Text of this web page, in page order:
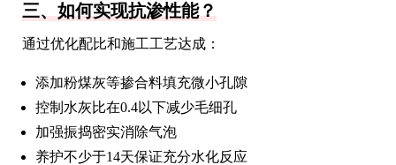
三、如何实现抗渗性能？
通过优化配比和施工工艺达成：
添加粉煤灰等掺合料填充微小孔隙
控制水灰比在0.4以下减少毛细孔
加强振捣密实消除气泡
养护不少于14天保证充分水化反应